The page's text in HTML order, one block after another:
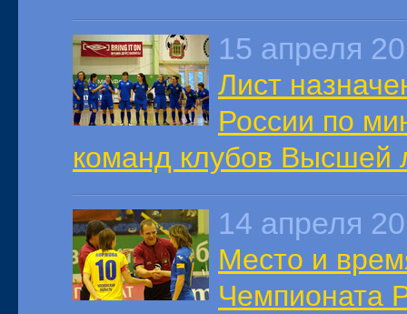
15 апреля
Лист
России по
команд клубов Высшей
14 апреля
Место и
Чемпионата